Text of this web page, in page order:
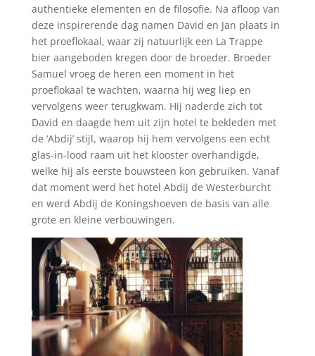
authentieke elementen en de filosofie. Na afloop van
deze inspirerende dag namen David en Jan plaats in
het proeflokaal, waar zij natuurlijk een La Trappe
bier aangeboden kregen door de broeder. Broeder
Samuel vroeg de heren een moment in het
proeflokaal te wachten, waarna hij weg liep en
vervolgens weer terugkwam. Hij naderde zich tot
David en daagde hem uit zijn hotel te bekleden met
de ‘Abdij’ stijl, waarop hij hem vervolgens een echt
glas-in-lood raam uit het klooster overhandigde,
welke hij als eerste bouwsteen kon gebruiken. Vanaf
dat moment werd het hotel Abdij de Westerburcht
en werd Abdij de Koningshoeven de basis van alle
grote en kleine verbouwingen.